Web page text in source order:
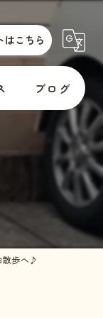
はこちら
動物取扱標識
ブログ
コラム
散歩へ♪